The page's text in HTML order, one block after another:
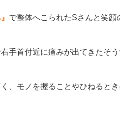
で整体へこられたSさんと笑顔
手首付近に痛みが出てきたそう
、モノを握ることやひねると